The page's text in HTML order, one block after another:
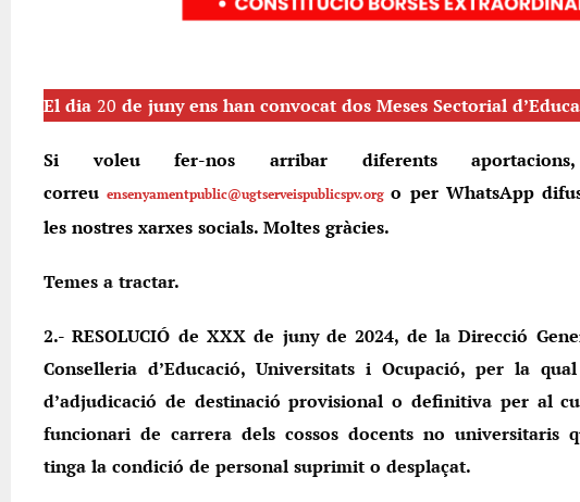
El dia 20 de juny ens han convocat dos Meses Sectorial
Si voleu fer-nos arribar diferents
correuensenyamentpublic@ugtserveispublicspv.orgo per WhatsApp
les nostres xarxes socials. Moltes gràcies.
Temes a tractar.
2.- RESOLUCIÓ de XXX de juny de 2024, de la Direcció
Conselleria d’Educació, Universitats i Ocupació, per la
d’adjudicació de destinació provisional o definitiva per al
funcionari de carrera dels cossos docents no universitaris
tinga la condició de personal suprimit o desplaçat.